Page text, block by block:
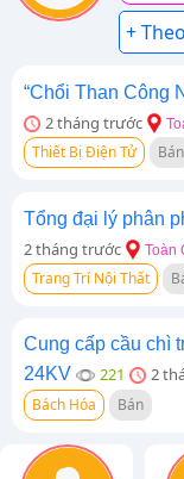
“Chổi Than Công
2 tháng trước
Thiết Bị Điện Tử Bán
Tổng đại lý phân
2 tháng trước
Toàn
Trang Trí Nội Thất
Cung cấp cầu chì
24KV
221 2
Bách Hóa Bán